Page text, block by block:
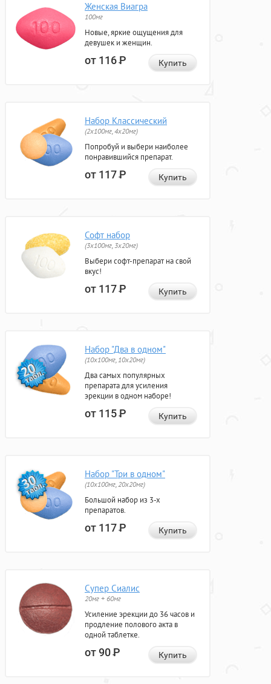
Женская Виагра
100мг
Новые, яркие ощущения для
девушек и женщин.
от 116Р Купить
Набор Классический
(2x100мг, 4x20мг)
Попробуй и выбери наиболее
понравившийся препарат.
от 117Р Купить
Софт набор
(3x100мг, 3x20мг)
Выбери софт-препарат на свой
вкус!
от 117Р Купить
Набор "Два в одном"
(10x100мг, 10x20мг)
Два самых популярных
препарата для усиления
эрекции в одном наборе!
от 115Р Купить
Набор "Три в одном"
(10x100мг, 20x20мг)
Большой набор из 3-х
препаратов.
от 117Р Купить
Супер Сиалис
20мг + 60мг
Усиление эрекции до 36 часов и
продление полового акта в
одной таблетке.
от 90Р Купить